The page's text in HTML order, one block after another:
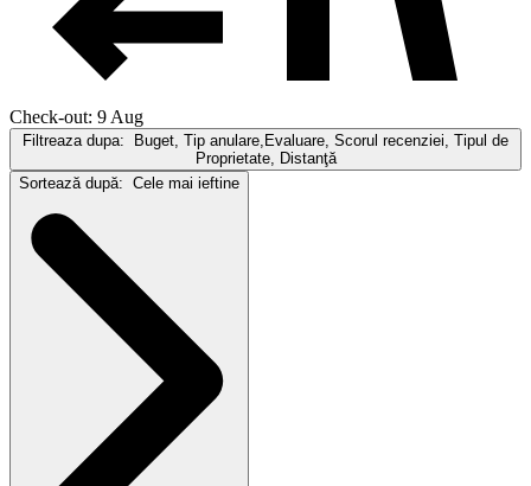
Check-out: 9 Aug
Filtreaza dupa: Buget, Tip anulare,Evaluare, Scorul recenziei, Tipul de
Proprietate, Distanţă
Sortează după: Cele mai ieftine